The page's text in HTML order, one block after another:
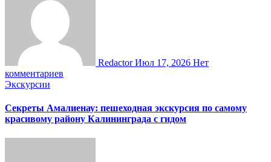
RedactorИюл 17, 2026 Нет
комментариев
Экскурсии
Секреты Амалиенау: пешеходная экскурсия по самому
красивому району Калининграда с гидом